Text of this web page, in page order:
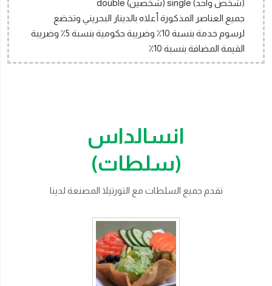
(شخص واحد) single (شخصين) double
جميع العناصر المذكورة أعلاه بالدينار البحريني وتخضع
لرسوم خدمة بنسبة 10٪ وضريبة حكومية بنسبة 5٪ وضريبة
القيمة المضافة بنسبة 10٪
انسالداس
(سلطات)
تقدم جميع السلطات مع التورتيلا المصنعة لدينا